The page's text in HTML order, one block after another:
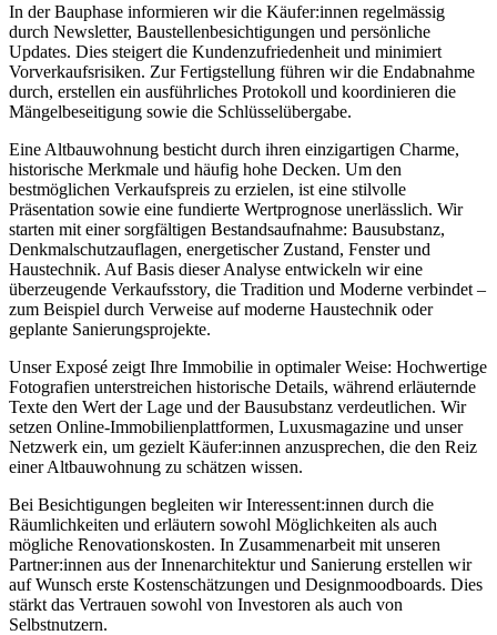
In der Bauphase informieren wir die Käufer:innen regelmässig
durch Newsletter, Baustellenbesichtigungen und persönliche
Updates. Dies steigert die Kundenzufriedenheit und minimiert
Vorverkaufsrisiken. Zur Fertigstellung führen wir die Endabnahme
durch, erstellen ein ausführliches Protokoll und koordinieren die
Mängelbeseitigung sowie die Schlüsselübergabe.
Eine Altbauwohnung besticht durch ihren einzigartigen Charme,
historische Merkmale und häufig hohe Decken. Um den
bestmöglichen Verkaufspreis zu erzielen, ist eine stilvolle
Präsentation sowie eine fundierte Wertprognose unerlässlich. Wir
starten mit einer sorgfältigen Bestandsaufnahme: Bausubstanz,
Denkmalschutzauflagen, energetischer Zustand, Fenster und
Haustechnik. Auf Basis dieser Analyse entwickeln wir eine
überzeugende Verkaufsstory, die Tradition und Moderne verbindet –
zum Beispiel durch Verweise auf moderne Haustechnik oder
geplante Sanierungsprojekte.
Unser Exposé zeigt Ihre Immobilie in optimaler Weise: Hochwertige
Fotografien unterstreichen historische Details, während erläuternde
Texte den Wert der Lage und der Bausubstanz verdeutlichen. Wir
setzen Online-Immobilienplattformen, Luxusmagazine und unser
Netzwerk ein, um gezielt Käufer:innen anzusprechen, die den Reiz
einer Altbauwohnung zu schätzen wissen.
Bei Besichtigungen begleiten wir Interessent:innen durch die
Räumlichkeiten und erläutern sowohl Möglichkeiten als auch
mögliche Renovationskosten. In Zusammenarbeit mit unseren
Partner:innen aus der Innenarchitektur und Sanierung erstellen wir
auf Wunsch erste Kostenschätzungen und Designmoodboards. Dies
stärkt das Vertrauen sowohl von Investoren als auch von
Selbstnutzern.